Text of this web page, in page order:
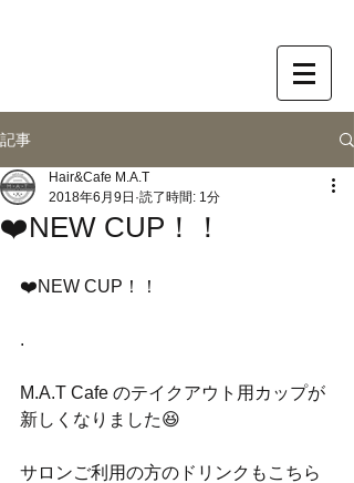
記事
❤️NEW CUP！！
Hair&Cafe M.A.T
2018年6月9日 読了時間: 1分
❤️NEW CUP！！
.
M.A.T Cafe のテイクアウト用カップが
新しくなりました😆
サロンご利用の方のドリンクもこちら